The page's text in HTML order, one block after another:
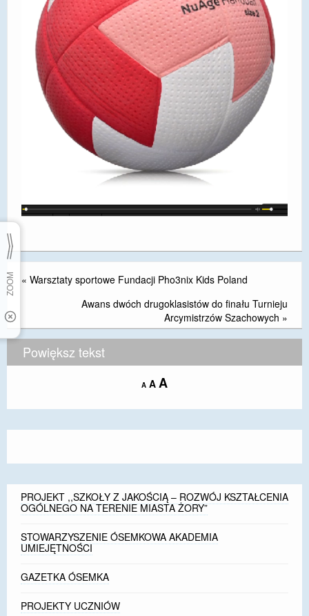
« Warsztaty sportowe Fundacji Pho3nix Kids Poland
Awans dwóch drugoklasistów do finału Turnieju
Arcymistrzów Szachowych »
Powiększ tekst
A Decrease
size.
A Reset
size.
AIncrease
size.
PROJEKT ,,SZKOŁY Z JAKOŚCIĄ – ROZWÓJ KSZTAŁCENIA
OGÓLNEGO NA TERENIE MIASTA ŻORY”
STOWARZYSZENIE ÓSEMKOWA AKADEMIA
UMIEJĘTNOŚCI
GAZETKA ÓSEMKA
PROJEKTY UCZNIÓW